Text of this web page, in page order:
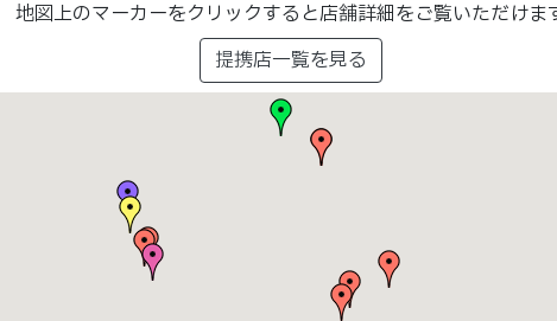
地図上のマーカーをクリックすると店舗詳細をご覧いただけま
提携店一覧を見る